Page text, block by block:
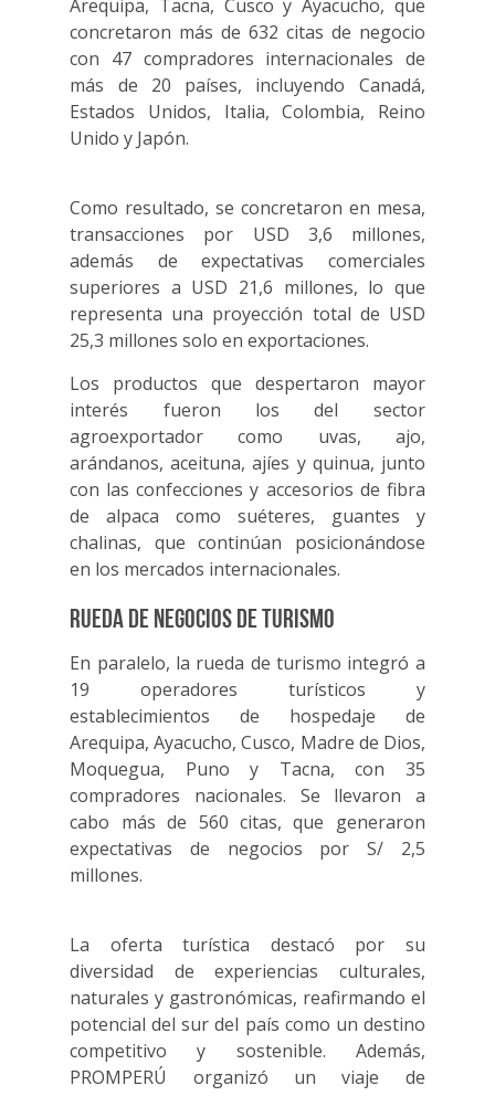
Arequipa, Tacna, Cusco y Ayacucho, que
concretaron más de 632 citas de negocio
con 47 compradores internacionales de
más de 20 países, incluyendo Canadá,
Estados Unidos, Italia, Colombia, Reino
Unido y Japón.
Como resultado, se concretaron en mesa,
transacciones por USD 3,6 millones,
además de expectativas comerciales
superiores a USD 21,6 millones, lo que
representa una proyección total de USD
25,3 millones solo en exportaciones.
Los productos que despertaron mayor
interés fueron los del sector
agroexportador como uvas, ajo,
arándanos, aceituna, ajíes y quinua, junto
con las confecciones y accesorios de fibra
de alpaca como suéteres, guantes y
chalinas, que continúan posicionándose
en los mercados internacionales.
Rueda de negocios de turismo
En paralelo, la rueda de turismo integró a
19 operadores turísticos y
establecimientos de hospedaje de
Arequipa, Ayacucho, Cusco, Madre de Dios,
Moquegua, Puno y Tacna, con 35
compradores nacionales. Se llevaron a
cabo más de 560 citas, que generaron
expectativas de negocios por S/ 2,5
millones.
La oferta turística destacó por su
diversidad de experiencias culturales,
naturales y gastronómicas, reafirmando el
potencial del sur del país como un destino
competitivo y sostenible. Además,
PROMPERÚ organizó un viaje de